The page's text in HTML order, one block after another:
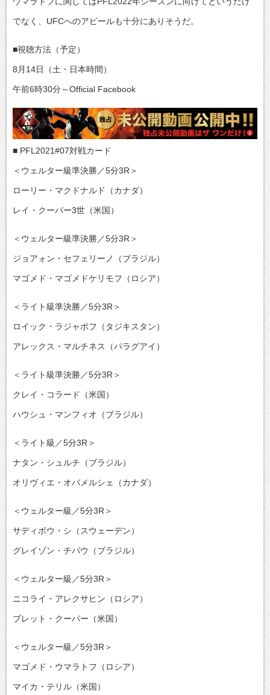
でなく、UFCへのアピールも十分にありそうだ。
■視聴方法（予定）
8月14日（土・日本時間）
午前6時30分～Official Facebook
■ PFL2021#07対戦カード
＜ウェルター級準決勝／5分3R＞
ローリー・マクドナルド（カナダ）
レイ・クーパー3世（米国）
＜ウェルター級準決勝／5分3R＞
ジョアォン・セフェリーノ（ブラジル）
マゴメド・マゴメドケリモフ（ロシア）
＜ライト級準決勝／5分3R＞
ロイック・ラジャポフ（タジキスタン）
アレックス・マルチネス（パラグアイ）
＜ライト級準決勝／5分3R＞
クレイ・コラード（米国）
ハウシュ・マンフィオ（ブラジル）
＜ライト級／5分3R＞
ナタン・シュルチ（ブラジル）
オリヴィエ・オバメルシェ（カナダ）
＜ウェルター級／5分3R＞
サディボウ・シ（スウェーデン）
グレイゾン・チバウ（ブラジル）
＜ウェルター級／5分3R＞
ニコライ・アレクサヒン（ロシア）
ブレット・クーパー（米国）
＜ウェルター級／5分3R＞
マゴメド・ウマラトフ（ロシア）
マイカ・テリル（米国）